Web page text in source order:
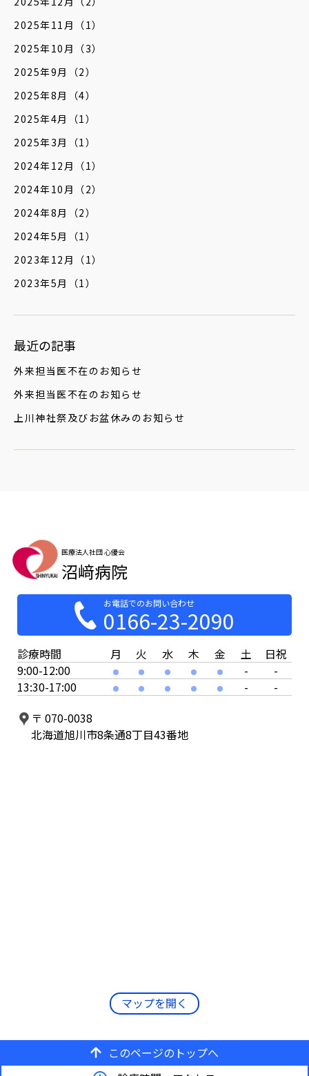
2025年11月
（1）
2025年10月
（3）
2025年9月
（2）
2025年8月
（4）
2025年4月
（1）
2025年3月
（1）
2024年12月
（1）
2024年10月
（2）
2024年8月
（2）
2024年5月
（1）
2023年12月
（1）
2023年5月
（1）
最近の記事
外来担当医不在のお知らせ
外来担当医不在のお知らせ
上川神社祭及びお盆休みのお知らせ
医療法人社団 心優会
沼﨑病院
お電話でのお問い合わせ
0166-23-2090
診療時間 月 火 水 木 金 土
日祝
9:00-12:00
-
-
13:30-17:00
-
-
〒 070-0038
北海道旭川市8条通8丁目43番地
マップを開く
このページのトップへ